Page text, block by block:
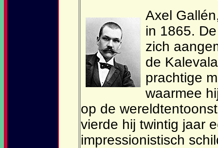
Axel
in 1865.
zich
de
prachtige
waarmee
op de
vierde hij twintig jaar
impressionistisch